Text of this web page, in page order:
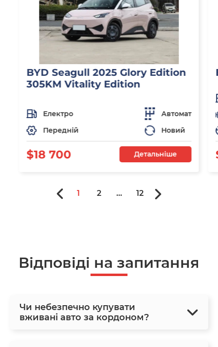
BYD Seagull 2025 Glory Edition
305KM Vitality Edition
Електро
Автомат
Передній
Новий
$18 700 Детальніше
1 2 ... 12
Відповіді на запитання
Чи небезпечно купувати
вживані авто за кордоном?